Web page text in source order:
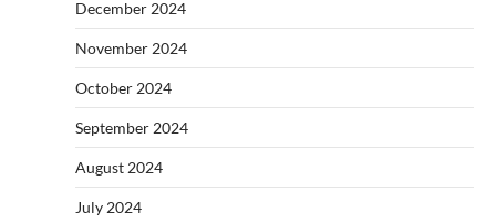
December 2024
November 2024
October 2024
September 2024
August 2024
July 2024